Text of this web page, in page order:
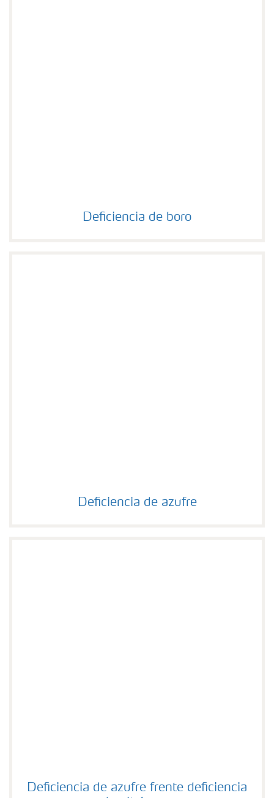
Deficiencia de boro
Deficiencia de boro
Deficiencia de azufre
Deficiencia de azufre
Deficiencia de azufre frente deficiencia de nitrógeno
Deficiencia de azufre frente deficiencia